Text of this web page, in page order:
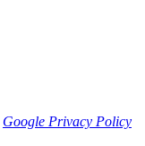
Google Privacy Policy